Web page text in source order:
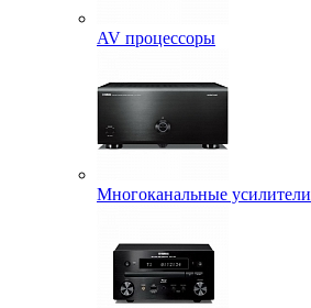
AV процессоры
Многоканальные усилители